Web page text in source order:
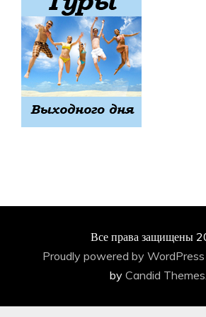
Все права защищены
Proudly powered by WordPress
by Candid Themes.